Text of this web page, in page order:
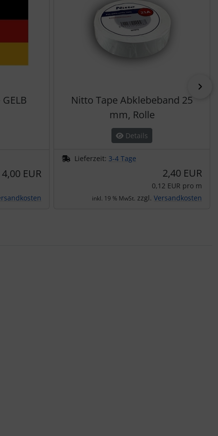
4,00 EUR
Nitto Tape Abklebeband 25
mm, Rolle
Details
Lieferzeit: 3-4 Tage
2,40 EUR
0,12 EUR pro m
inkl. 19 % MwSt. zzgl. Versandkosten